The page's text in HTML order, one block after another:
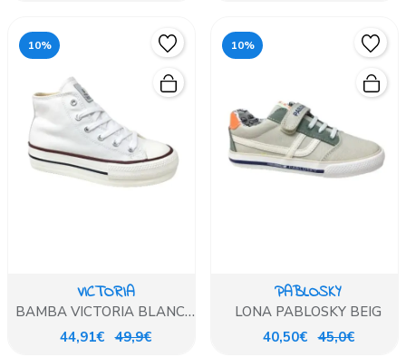
10%
VICTORIA
BAMBA VICTORIA BLANCA
PLATAFORMA
44,91€ 49,9€
10%
PABLOSKY
LONA PABLOSKY BEIG
40,50€ 45,0€